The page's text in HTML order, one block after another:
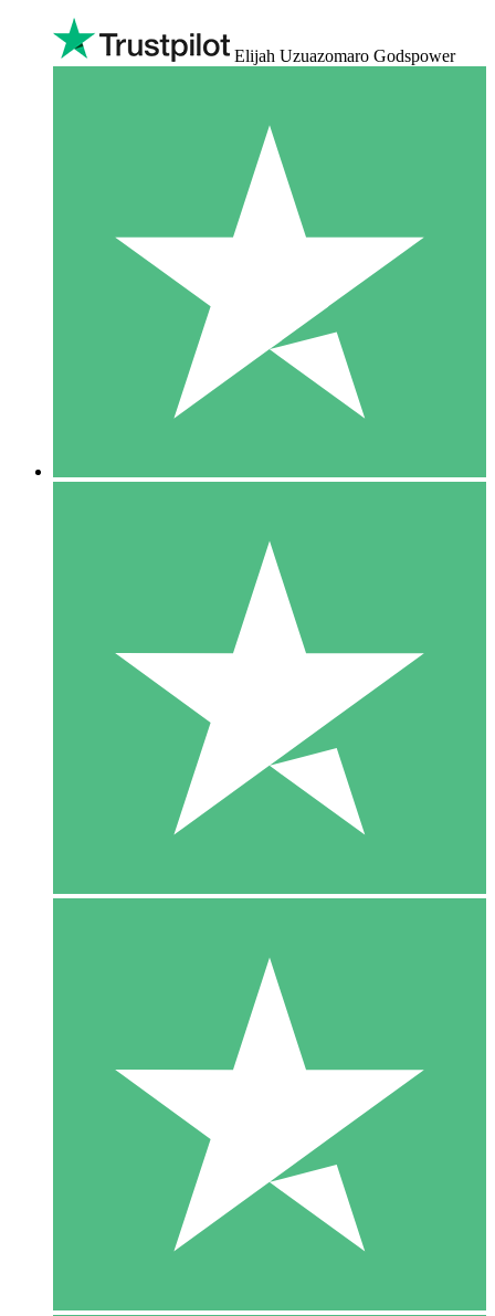
Elijah Uzuazomaro Godspower